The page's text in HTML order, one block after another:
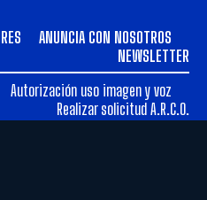
ANUNCIA CON NOSOTROS
NEWSLETTER
Autorización uso imagen y voz
Realizar solicitud A.R.C.O.